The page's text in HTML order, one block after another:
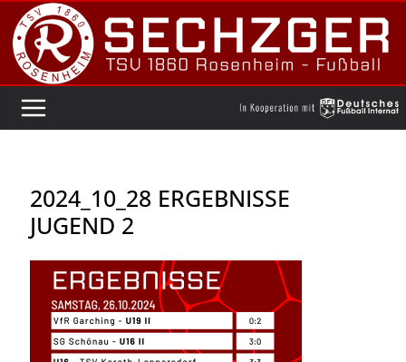
Zum
Inhalt
springen
2024_10_28 ERGEBNISSE
JUGEND 2